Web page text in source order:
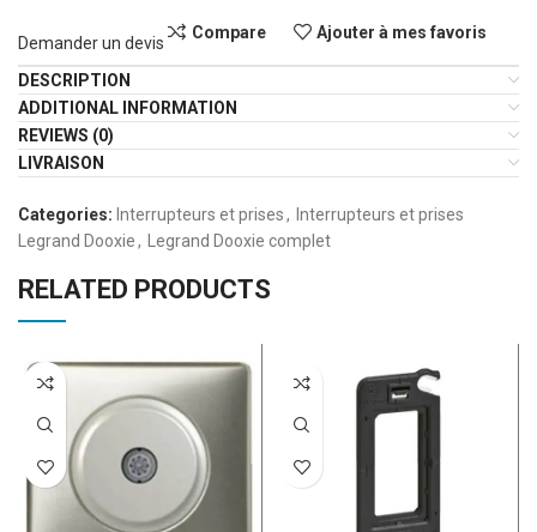
Demander un devis
Compare Ajouter à mes favoris
DESCRIPTION
ADDITIONAL INFORMATION
REVIEWS (0)
LIVRAISON
Categories: Interrupteurs et prises, Interrupteurs et prises
Legrand Dooxie, Legrand Dooxie complet
RELATED PRODUCTS